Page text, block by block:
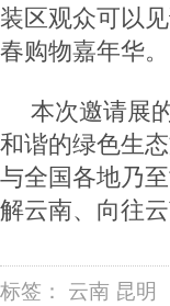
装区观众可以
春购物嘉年华。
本次邀请展
和谐的绿色生
与全国各地乃
解云南、向往
标签： 云南 昆明